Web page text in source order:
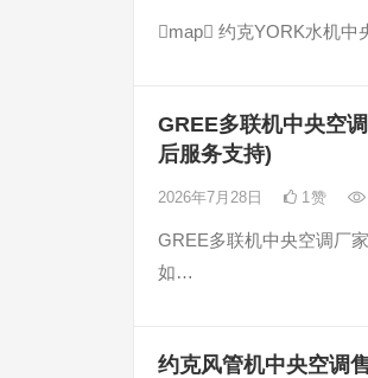
map 约克YORK水机中
GREE多联机中央空
后服务支持)
2026年7月28日 1赞
GREE多联机中央空调厂
如…
约克风管机中央空调